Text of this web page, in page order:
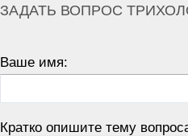
ЗАДАТЬ ВОПРОС
Ваше имя:
Кратко опишите тему